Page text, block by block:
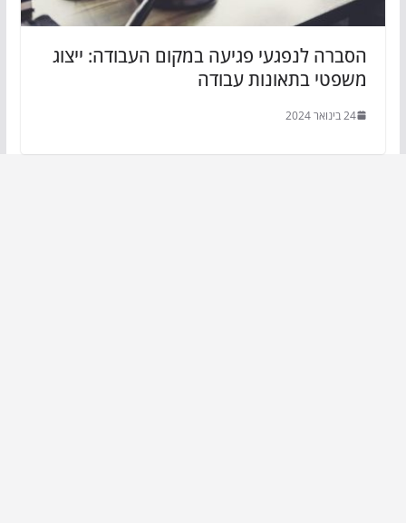
הסברה לנפגעי פגיעה במקום העבודה: ייצוג
משפטי בתאונות עבודה
24 בינואר 2024